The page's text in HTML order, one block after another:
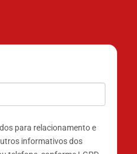
para relacionamento e
informativos dos